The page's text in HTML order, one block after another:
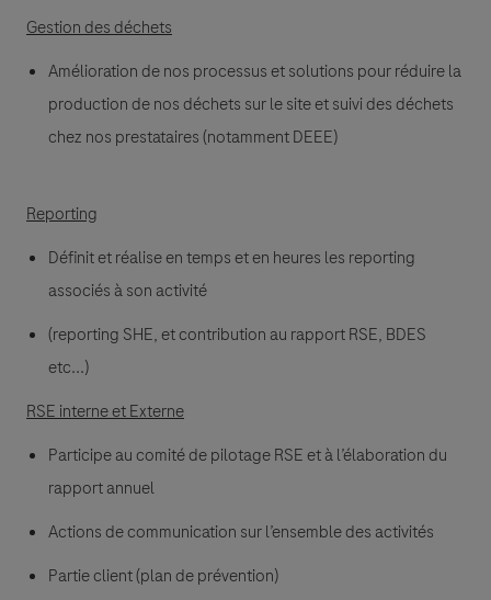
Gestion des déchets
Amélioration de nos processus et solutions pour réduire la
production de nos déchets sur le site et suivi des déchets
chez nos prestataires (notamment DEEE)
Reporting
Définit et réalise en temps et en heures les reporting
associés à son activité
(reporting SHE, et contribution au rapport RSE, BDES
etc...)
RSE interne et Externe
Participe au comité de pilotage RSE et à l’élaboration du
rapport annuel
Actions de communication sur l’ensemble des activités
Partie client (plan de prévention)